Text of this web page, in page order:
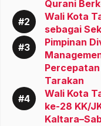
Qurani
Wali Kota
sebagai
Pimpinan
Tarakan
Wali Kota
ke-28 KK/